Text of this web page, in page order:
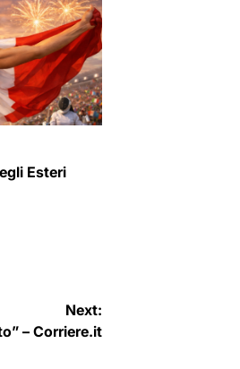
Esteri
Next:
– Corriere.it